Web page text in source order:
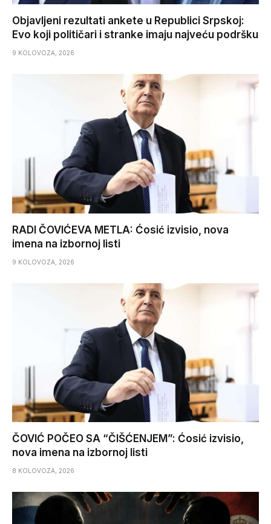
Objavljeni rezultati ankete u Republici Srpskoj:
Evo koji političari i stranke imaju najveću podršku
9 KOLOVOZA, 2026
RADI ČOVIĆEVA METLA: Ćosić izvisio, nova
imena na izbornoj listi
9 KOLOVOZA, 2026
ČOVIĆ POČEO SA “ČIŠĆENJEM”: Ćosić izvisio,
nova imena na izbornoj listi
8 KOLOVOZA, 2026